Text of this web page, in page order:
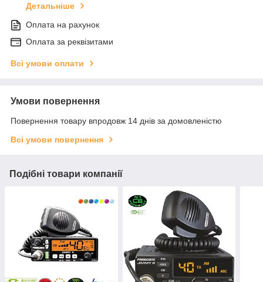
Детальніше
Оплата на рахунок
Оплата за реквізитами
Всі умови оплати
Умови повернення
Повернення товару впродовж 14 днів за домовленістю
Всі умови повернення
Подібні товари компанії